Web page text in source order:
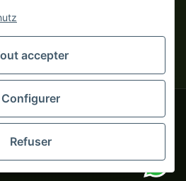
! Vente uniquement aux
aucun client particulier (§ 13 BGB).
sont indicatifs et se basent sur le
devise contractuelle est l'euro (EUR).
- Tous droits réservés. Design by
satisfaits depuis 2020
accepter
Configurer
Refuser